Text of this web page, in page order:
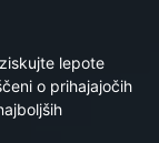
lepote
o prihajajočih